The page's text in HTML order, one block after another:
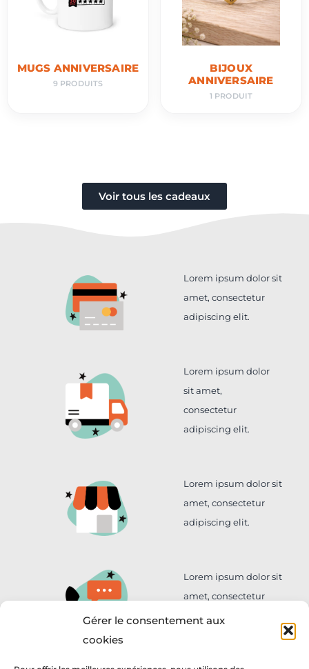
Gérer le consentement aux
cookies
MUGS ANNIVERSAIRE
9 PRODUITS
BIJOUX
ANNIVERSAIRE
1 PRODUIT
Voir tous les cadeaux
Lorem ipsum dolor sit
amet, consectetur
adipiscing elit.
Lorem ipsum dolor
sit amet,
consectetur
adipiscing elit.
Lorem ipsum dolor sit
amet, consectetur
adipiscing elit.
Lorem ipsum dolor sit
amet, consectetur
adipiscing elit.